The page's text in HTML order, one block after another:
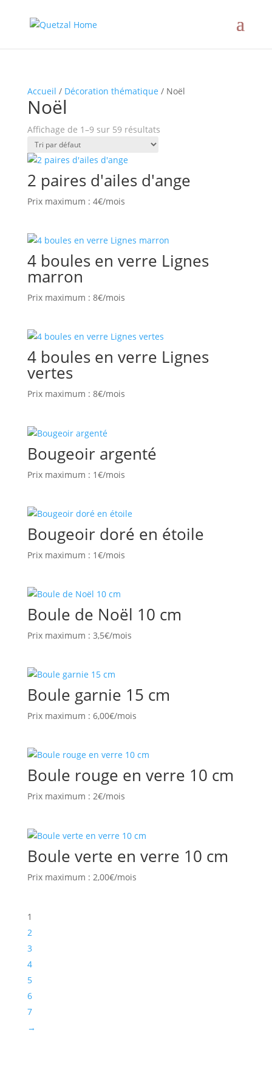
Accueil / Décoration thématique / Noël
Noël
Affichage de 1–9 sur 59 résultats
2 paires d'ailes d'ange
Prix maximum : 4€/mois
4 boules en verre Lignes
marron
Prix maximum : 8€/mois
4 boules en verre Lignes
vertes
Prix maximum : 8€/mois
Bougeoir argenté
Prix maximum : 1€/mois
Bougeoir doré en étoile
Prix maximum : 1€/mois
Boule de Noël 10 cm
Prix maximum : 3,5€/mois
Boule garnie 15 cm
Prix maximum : 6,00€/mois
Boule rouge en verre 10 cm
Prix maximum : 2€/mois
Boule verte en verre 10 cm
Prix maximum : 2,00€/mois
1
2
3
4
5
6
7
→